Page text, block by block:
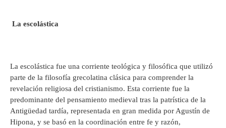
La escolástica
La escolástica fue una corriente teológica y filosófica que utilizó
parte de la filosofía grecolatina clásica para comprender la
revelación religiosa del cristianismo. Esta corriente fue la
predominante del pensamiento medieval tras la patrística de la
Antigüedad tardía, representada en gran medida por Agustín de
Hipona, y se basó en la coordinación entre fe y razón,